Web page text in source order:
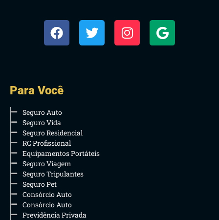
Para Você
Seguro Auto
Seguro Vida
Seguro Residencial
RC Profissional
Equipamentos Portáteis
Seguro Viagem
Seguro Tripulantes
Seguro Pet
Consórcio Auto
Consórcio Auto
Previdência Privada